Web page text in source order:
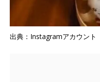
出典：Instagramアカウント